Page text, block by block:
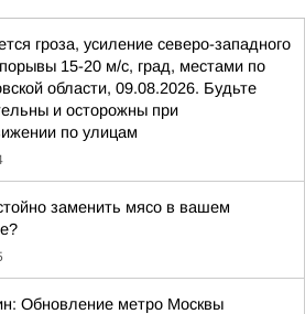
гроза, усиление северо-западного
15-20 м/с, град, местами по
области, 09.08.2026. Будьте
и осторожны при
по улицам
заменить мясо в вашем
Обновление метро Москвы